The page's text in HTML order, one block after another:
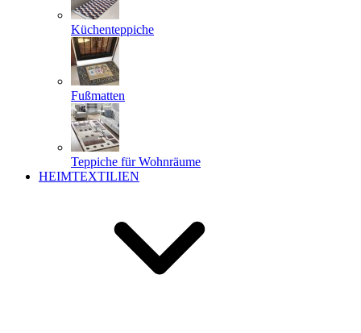
Küchenteppiche
Fußmatten
Teppiche für Wohnräume
HEIMTEXTILIEN